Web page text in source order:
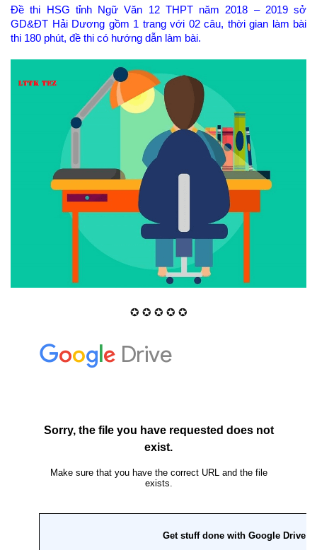
Đề thi HSG tỉnh Ngữ Văn 12 THPT năm 2018 – 2019 sở
GD&ĐT Hải Dương gồm 1 trang với 02 câu, thời gian làm bài
thi 180 phút, đề thi có hướng dẫn làm bài.
✪ ✪ ✪ ✪ ✪